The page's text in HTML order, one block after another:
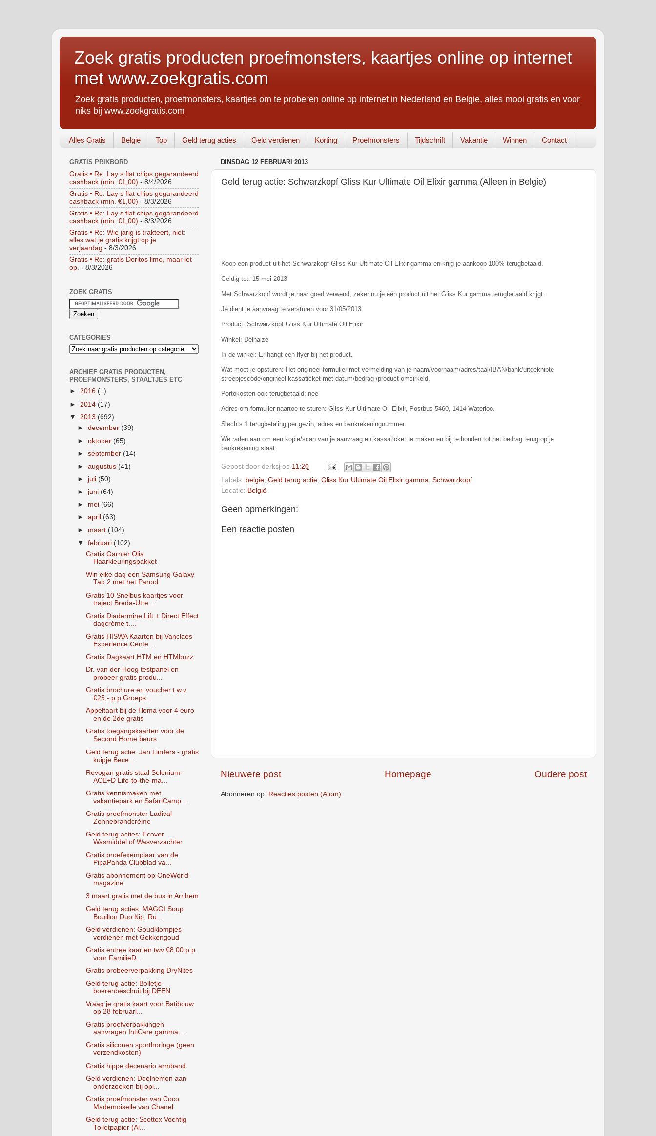
Zoek gratis producten proefmonsters, kaartjes online op internet
met www.zoekgratis.com
Zoek gratis producten, proefmonsters, kaartjes om te proberen online op internet in Nederland en Belgie, alles mooi gratis en voor
niks bij www.zoekgratis.com
Alles Gratis Belgie Top Geld terug acties Geld verdienen Korting Proefmonsters Tijdschrift Vakantie Winnen Contact
DINSDAG 12 FEBRUARI 2013
Geld terug actie: Schwarzkopf Gliss Kur Ultimate Oil Elixir gamma (Alleen in Belgie)
Koop een product uit het Schwarzkopf Gliss Kur Ultimate Oil Elixir gamma en krijg je aankoop 100% terugbetaald.
Geldig tot: 15 mei 2013
Met Schwarzkopf wordt je haar goed verwend, zeker nu je één product uit het Gliss Kur gamma terugbetaald krijgt.
Je dient je aanvraag te versturen voor 31/05/2013.
Product: Schwarzkopf Gliss Kur Ultimate Oil Elixir
Winkel: Delhaize
In de winkel: Er hangt een flyer bij het product.
Wat moet je opsturen: Het origineel formulier met vermelding van je naam/voornaam/adres/taal/IBAN/bank/uitgeknipte
streepjescode/origineel kassaticket met datum/bedrag /product omcirkeld.
Portokosten ook terugbetaald: nee
Adres om formulier naartoe te sturen: Gliss Kur Ultimate Oil Elixir, Postbus 5460, 1414 Waterloo.
Slechts 1 terugbetaling per gezin, adres en bankrekeningnummer.
We raden aan om een kopie/scan van je aanvraag en kassaticket te maken en bij te houden tot het bedrag terug op je
bankrekening staat.
Gepost door derksj op 11:20
Labels: belgie Geld terug actie Gliss Kur Ultimate Oil Elixir gamma Schwarzkopf
Locatie: België
Geen opmerkingen:
Een reactie posten
Nieuwere post Oudere post
Homepage
Abonneren op: Reacties posten (Atom)
GRATIS PRIKBORD
Gratis • Re: Lay s flat chips gegarandeerd
cashback (min. €1,00) - 8/4/2026
Gratis • Re: Lay s flat chips gegarandeerd
cashback (min. €1,00) - 8/3/2026
Gratis • Re: Lay s flat chips gegarandeerd
cashback (min. €1,00) - 8/3/2026
Gratis • Re: Wie jarig is trakteert, niet:
alles wat je gratis krijgt op je
verjaardag - 8/3/2026
Gratis • Re: gratis Doritos lime, maar let
op. - 8/3/2026
ZOEK GRATIS
CATEGORIES
ARCHIEF GRATIS PRODUCTEN,
PROEFMONSTERS, STAALTJES ETC
► 2016 (1)
► 2014 (17)
▼ 2013 (692)
►december (39)
►oktober (65)
►september (14)
►augustus (41)
► juli (50)
► juni (64)
► mei (66)
►april (63)
► maart (104)
▼februari (102)
Gratis Garnier Olia
Haarkleuringspakket
Win elke dag een Samsung Galaxy
Tab 2 met het Parool
Gratis 10 Snelbus kaartjes voor
traject Breda-Utre...
Gratis Diadermine Lift + Direct Effect
dagcrème t....
Gratis HISWA Kaarten bij Vanclaes
Experience Cente...
Gratis Dagkaart HTM en HTMbuzz
Dr. van der Hoog testpanel en
probeer gratis produ...
Gratis brochure en voucher t.w.v.
€25,- p.p Groeps...
Appeltaart bij de Hema voor 4 euro
en de 2de gratis
Gratis toegangskaarten voor de
Second Home beurs
Geld terug actie: Jan Linders - gratis
kuipje Bece...
Revogan gratis staal Selenium-
ACE+D Life-to-the-ma...
Gratis kennismaken met
vakantiepark en SafariCamp ...
Gratis proefmonster Ladival
Zonnebrandcrème
Geld terug acties: Ecover
Wasmiddel of Wasverzachter
Gratis proefexemplaar van de
PipaPanda Clubblad va...
Gratis abonnement op OneWorld
magazine
3 maart gratis met de bus in Arnhem
Geld terug acties: MAGGI Soup
Bouillon Duo Kip, Ru...
Geld verdienen: Goudklompjes
verdienen met Gekkengoud
Gratis entree kaarten twv €8,00 p.p.
voor FamilieD...
Gratis probeerverpakking DryNites
Geld terug actie: Bolletje
boerenbeschuit bij DEEN
Vraag je gratis kaart voor Batibouw
op 28 februari...
Gratis proefverpakkingen
aanvragen IntiCare gamma:...
Gratis siliconen sporthorloge (geen
verzendkosten)
Gratis hippe decenario armband
Geld verdienen: Deelnemen aan
onderzoeken bij opi...
Gratis proefmonster van Coco
Mademoiselle van Chanel
Geld terug actie: Scottex Vochtig
Toiletpapier (Al...